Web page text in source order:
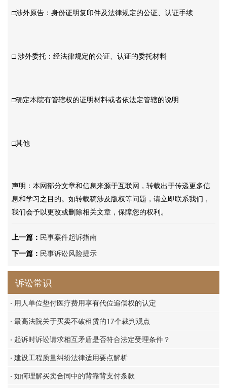
□涉外原告：身份证明复印件及法律规定的公证、认证手续
□ 涉外委托：经法律规定的公证、认证的委托材料
□确定本院有管辖权的证明材料或者依法定管辖的说明
□其他
声明：本网部分文章和信息来源于互联网，转载出于传递更多信
息和学习之目的。如转载稿涉及版权等问题，请立即联系我们，
我们会予以更改或删除相关文章，保障您的权利。
上一篇： 民事案件起诉指南
下一篇： 民事诉讼风险提示
诉讼常识
· 用人单位垫付医疗费用享有代位追偿权的认定
· 最高法院关于买卖不破租赁的17个裁判观点
· 起诉时诉讼请求相互矛盾是否符合法定受理条件？
· 建设工程质量纠纷法律适用要点解析
· 如何理解买卖合同中的背靠背支付条款